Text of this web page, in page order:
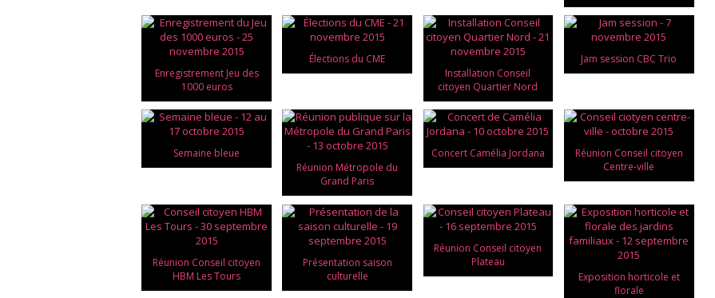
Enregistrement Jeu des
1000 euros
Élections du CME
Installation Conseil
citoyen Quartier Nord
Jam session CBC Trio
Semaine bleue
Réunion Métropole du
Grand Paris
Concert Camélia Jordana
Réunion Conseil citoyen
Centre-ville
Réunion Conseil citoyen
HBM Les Tours
Présentation saison
culturelle
Réunion Conseil citoyen
Plateau
Exposition horticole et
florale